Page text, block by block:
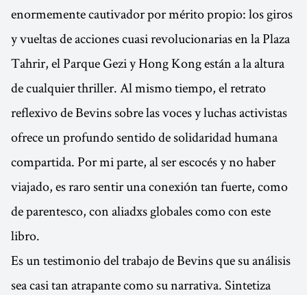
enormemente cautivador por mérito propio: los giros
y vueltas de acciones cuasi revolucionarias en la Plaza
Tahrir, el Parque Gezi y Hong Kong están a la altura
de cualquier thriller. Al mismo tiempo, el retrato
reflexivo de Bevins sobre las voces y luchas activistas
ofrece un profundo sentido de solidaridad humana
compartida. Por mi parte, al ser escocés y no haber
viajado, es raro sentir una conexión tan fuerte, como
de parentesco, con aliadxs globales como con este
libro.
Es un testimonio del trabajo de Bevins que su análisis
sea casi tan atrapante como su narrativa. Sintetiza